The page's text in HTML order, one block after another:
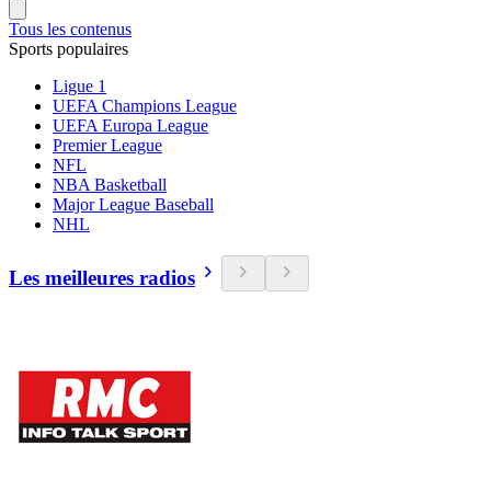
Tous les contenus
Sports populaires
Ligue 1
UEFA Champions League
UEFA Europa League
Premier League
NFL
NBA Basketball
Major League Baseball
NHL
Les meilleures radios